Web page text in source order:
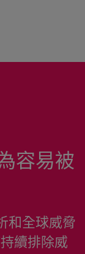
容易被
和全球威脅
續排除威